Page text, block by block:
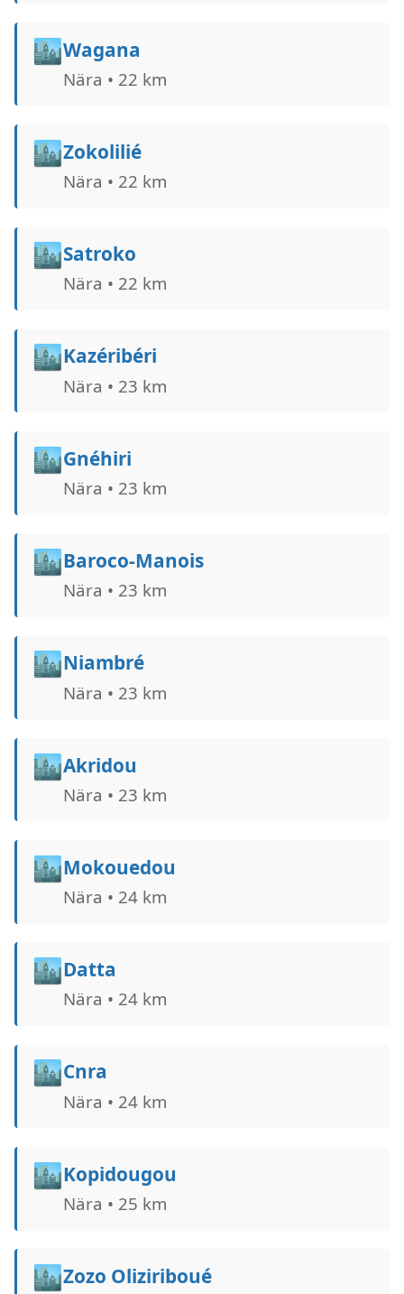
🏙️Wagana
Nära • 22 km
🏙️Zokolilié
Nära • 22 km
🏙️Satroko
Nära • 22 km
🏙️Kazéribéri
Nära • 23 km
🏙️Gnéhiri
Nära • 23 km
🏙️Baroco-Manois
Nära • 23 km
🏙️Niambré
Nära • 23 km
🏙️Akridou
Nära • 23 km
🏙️Mokouedou
Nära • 24 km
🏙️Datta
Nära • 24 km
🏙️Cnra
Nära • 24 km
🏙️Kopidougou
Nära • 25 km
🏙️Zozo Oliziriboué